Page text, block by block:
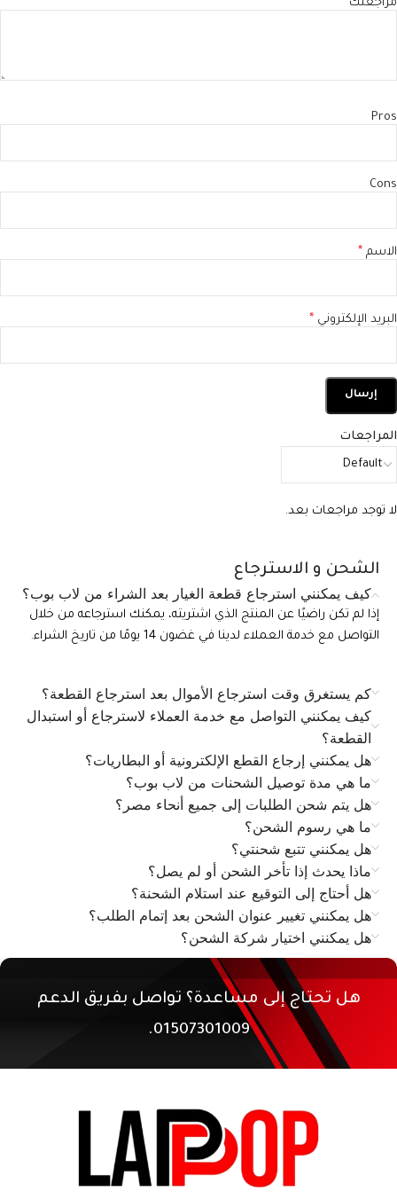
المراجعات
لا توجد مراجعات بعد.
مراجعتك *
Pros
Cons
الاسم *
البريد الإلكتروني *
الشحن و الاسترجاع
كيف يمكنني استرجاع قطعة الغيار بعد الشراء من لاب بوب؟
إذا لم تكن راضيًا عن المنتج الذي اشتريته، يمكنك استرجاعه من خلال
التواصل مع خدمة العملاء لدينا في غضون 14 يومًا من تاريخ الشراء.
كم يستغرق وقت استرجاع الأموال بعد استرجاع القطعة؟
كيف يمكنني التواصل مع خدمة العملاء لاسترجاع أو استبدال
القطعة؟
هل يمكنني إرجاع القطع الإلكترونية أو البطاريات؟
ما هي مدة توصيل الشحنات من لاب بوب؟
هل يتم شحن الطلبات إلى جميع أنحاء مصر؟
ما هي رسوم الشحن؟
هل يمكنني تتبع شحنتي؟
ماذا يحدث إذا تأخر الشحن أو لم يصل؟
هل أحتاج إلى التوقيع عند استلام الشحنة؟
هل يمكنني تغيير عنوان الشحن بعد إتمام الطلب؟
هل يمكنني اختيار شركة الشحن؟
هل تحتاج إلى مساعدة؟ تواصل بفريق الدعم
01507301009.